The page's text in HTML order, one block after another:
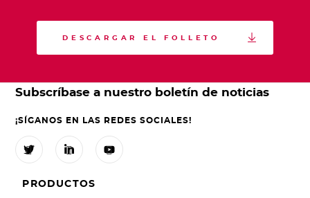
DESCARGAR EL FOLLETO 
Subscríbase a nuestro boletín de noticias
¡SÍGANOS EN LAS REDES SOCIALES!
  
PRODUCTOS